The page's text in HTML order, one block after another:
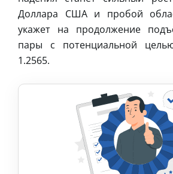
Доллара США и пробой
укажет на продолжение
пары с потенциальной
1.2565.